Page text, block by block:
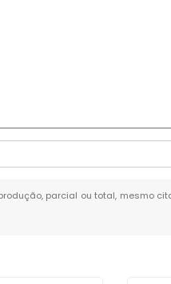
parcial ou total, mesmo